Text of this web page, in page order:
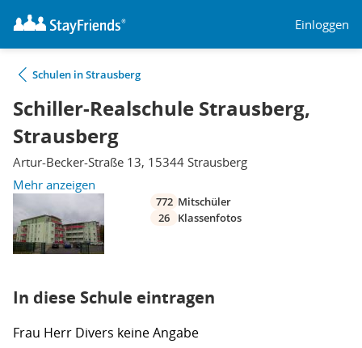
Einloggen
Schulen in Strausberg
Schiller-Realschule Strausberg,
Strausberg
Artur-Becker-Straße 13, 15344 Strausberg
Mehr anzeigen
772 Mitschüler
26
Klassenfotos
In diese Schule eintragen
Frau Herr Divers keine Angabe